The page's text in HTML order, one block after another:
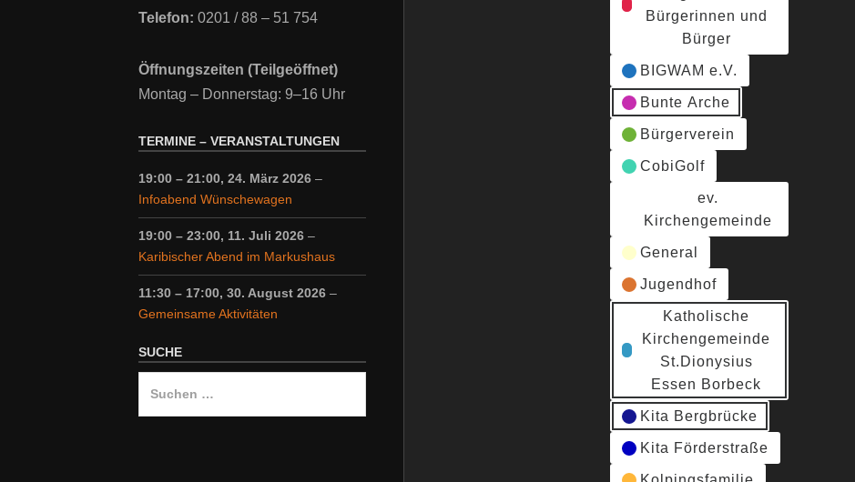
Bürgerinnen und
Bürger
BIGWAM e.V.
Bunte Arche
Bürgerverein
CobiGolf
ev.
Kirchengemeinde
General
Jugendhof
Katholische
Kirchengemeinde
St.Dionysius
Essen Borbeck
Kita Bergbrücke
Kita Förderstraße
Telefon: 0201 / 88 – 51 754
Öffnungszeiten (Teilgeöffnet)
Montag – Donnerstag: 9–16 Uhr
TERMINE – VERANSTALTUNGEN
19:00 – 21:00, 24. März 2026 –
Infoabend Wünschewagen
19:00 – 23:00, 11. Juli 2026 –
Karibischer Abend im Markushaus
11:30 – 17:00, 30. August 2026 –
Gemeinsame Aktivitäten
SUCHE